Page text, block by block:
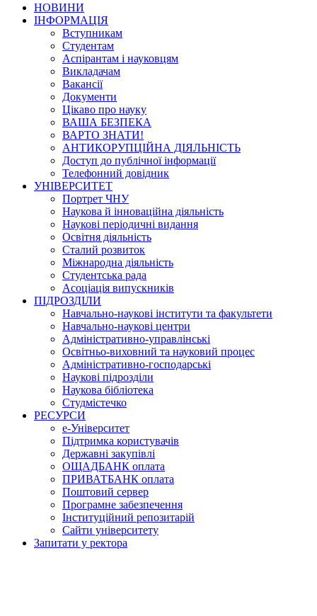
НОВИНИ
ІНФОРМАЦІЯ
Вступникам
Студентам
Аспірантам і науковцям
Викладачам
Вакансії
Документи
Цікаво про науку
ВАША БЕЗПЕКА
ВАРТО ЗНАТИ!
АНТИКОРУПЦІЙНА ДІЯЛЬНІСТЬ
Доступ до публічної інформації
Телефонний довідник
УНІВЕРСИТЕТ
Портрет ЧНУ
Наукова й інноваційна діяльність
Наукові періодичні видання
Освітня діяльність
Сталий розвиток
Міжнародна діяльність
Студентська рада
Асоціація випускників
ПІДРОЗДІЛИ
Навчально-наукові інститути та факультети
Навчально-наукові центри
Адміністративно-управлінські
Освітньо-виховний та науковий процес
Адміністративно-господарські
Наукові підрозділи
Наукова бібліотека
Студмістечко
РЕСУРСИ
е-Університет
Підтримка користувачів
Державні закупівлі
ОЩАДБАНК оплата
ПРИВАТБАНК оплата
Поштовий сервер
Програмне забезпечення
Інституційний репозитарій
Сайти університету
Запитати у ректора